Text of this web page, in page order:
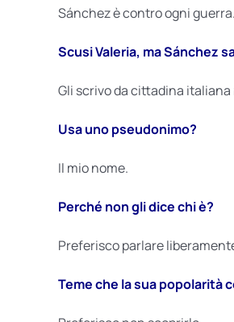
Sánchez è contro ogni guerra.
Scusi Valeria, ma Sánchez
Gli scrivo da cittadina
Usa uno pseudonimo?
Il mio nome.
Perché non gli dice chi è?
Preferisco parlare
Teme che la sua popolarità